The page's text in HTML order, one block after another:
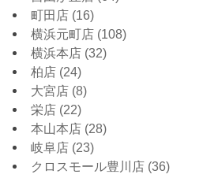
町田店 (16)
横浜元町店 (108)
横浜本店 (32)
柏店 (24)
大宮店 (8)
栄店 (22)
本山本店 (28)
岐阜店 (23)
クロスモール豊川店 (36)